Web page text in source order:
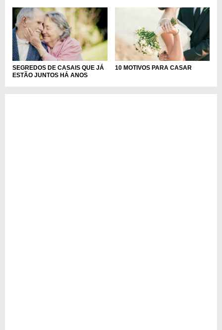
SEGREDOS DE CASAIS QUE JÁ
ESTÃO JUNTOS HÁ ANOS
10 MOTIVOS PARA CASAR